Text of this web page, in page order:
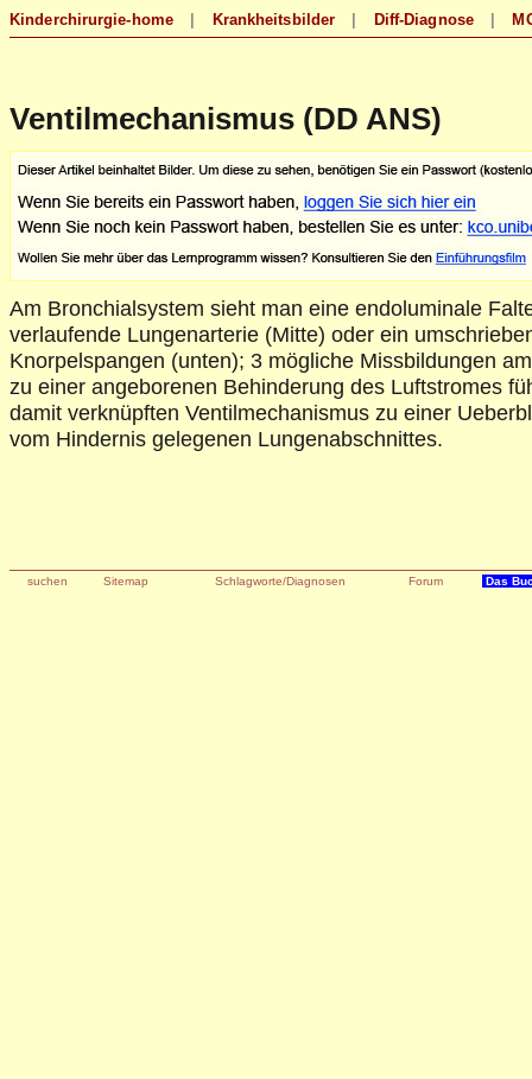
Ventilmechanismus (DD ANS)
Am Bronchialsystem sieht man eine endoluminale
verlaufende Lungenarterie (Mitte) oder ein
Knorpelspangen (unten); 3 mögliche Missbildungen
zu einer angeborenen Behinderung des Luftstromes
damit verknüpften Ventilmechanismus zu einer
vom Hindernis gelegenen Lungenabschnittes.